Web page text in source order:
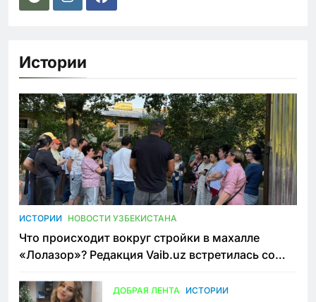
Истории
ИСТОРИИ НОВОСТИ УЗБЕКИСТАНА
Что происходит вокруг стройки в махалле
«Лолазор»? Редакция Vaib.uz встретилась со
ДОБРАЯ ЛЕНТА ИСТОРИИ